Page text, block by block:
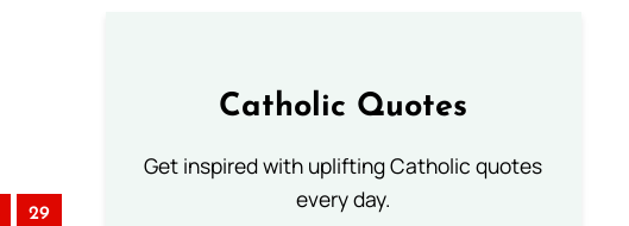
29
Catholic Quotes
Get inspired with uplifting Catholic quotes
every day.